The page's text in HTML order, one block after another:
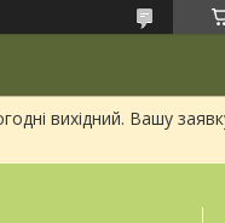
вихідний. Вашу